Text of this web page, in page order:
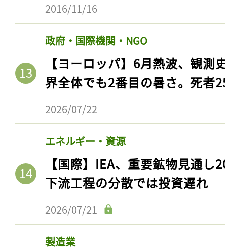
2016/11/16
政府・国際機関・NGO
【ヨーロッパ】6月熱波、観
界全体でも2番目の暑さ。死者
2026/07/22
エネルギー・資源
【国際】IEA、重要鉱物見通
下流工程の分散では投資遅れ
2026/07/21
製造業
記事をお気に入りに